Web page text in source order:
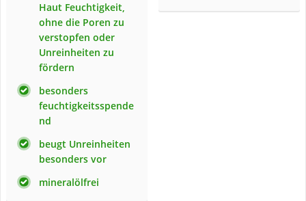
Haut Feuchtigkeit,
ohne die Poren zu
verstopfen oder
Unreinheiten zu
fördern
besonders
feuchtigkeitsspende
nd
beugt Unreinheiten
besonders vor
mineralölfrei